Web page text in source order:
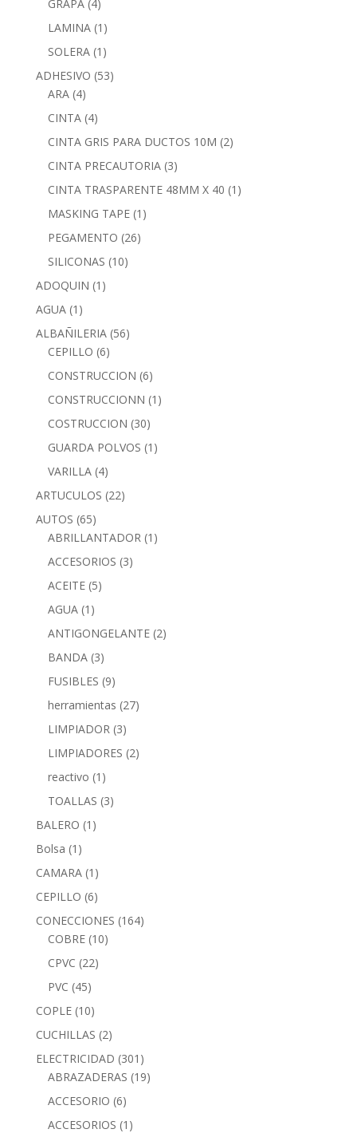
GRAPA (4)
LAMINA (1)
SOLERA (1)
ADHESIVO (53)
ARA (4)
CINTA (4)
CINTA GRIS PARA DUCTOS 10M (2)
CINTA PRECAUTORIA (3)
CINTA TRASPARENTE 48MM X 40 (1)
MASKING TAPE (1)
PEGAMENTO (26)
SILICONAS (10)
ADOQUIN (1)
AGUA (1)
ALBAÑILERIA (56)
CEPILLO (6)
CONSTRUCCION (6)
CONSTRUCCIONN (1)
COSTRUCCION (30)
GUARDA POLVOS (1)
VARILLA (4)
ARTUCULOS (22)
AUTOS (65)
ABRILLANTADOR (1)
ACCESORIOS (3)
ACEITE (5)
AGUA (1)
ANTIGONGELANTE (2)
BANDA (3)
FUSIBLES (9)
herramientas (27)
LIMPIADOR (3)
LIMPIADORES (2)
reactivo (1)
TOALLAS (3)
BALERO (1)
Bolsa (1)
CAMARA (1)
CEPILLO (6)
CONECCIONES (164)
COBRE (10)
CPVC (22)
PVC (45)
COPLE (10)
CUCHILLAS (2)
ELECTRICIDAD (301)
ABRAZADERAS (19)
ACCESORIO (6)
ACCESORIOS (1)